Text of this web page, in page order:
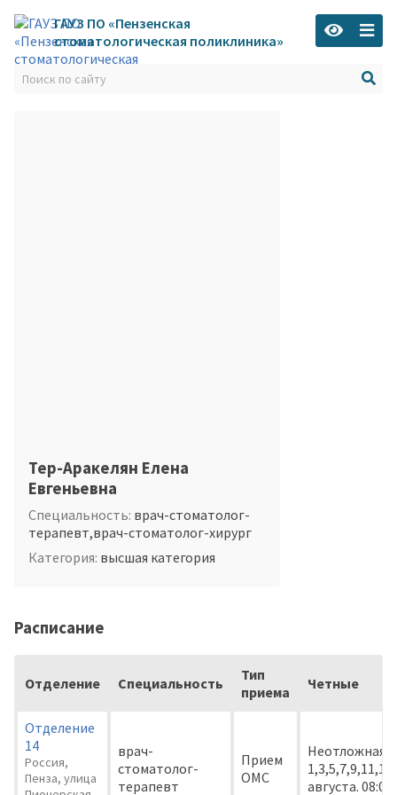
ГАУЗ ПО «Пензенская
стоматологическая поликлиника»
Тер-Аракелян Елена
Евгеньевна
врач-стоматолог-
терапевт,врач-стоматолог-хирург
высшая категория
Расписание
Отделение Специальность
Тип
приема
Четные
Отделение
14
Россия,
Пенза, улица
врач-
стоматолог-
терапевт
Прием
ОМС
Неотложная
августа.